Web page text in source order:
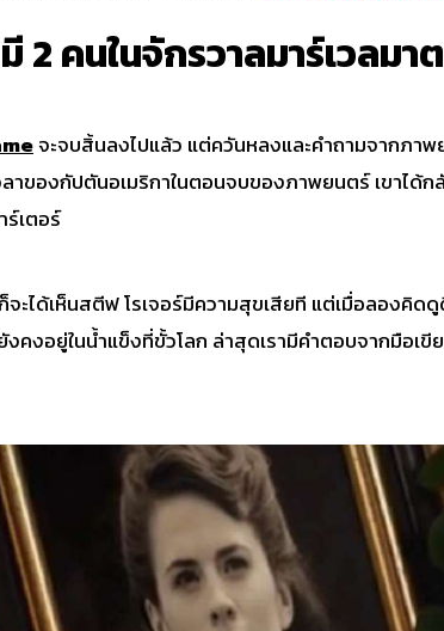
มี 2 คนในจักรวาลมาร์เวลมา
จะจบสิ้นลงไปแล้ว แต่ควันหลงและคำถามจากภา
าของกัปตันอเมริกาในตอนจบของภาพยนตร์ เขาได้ก
ร์เตอร์
จะได้เห็นสตีฟ โรเจอร์มีความสุขเสียที แต่เมื่อลองคิดดู
คงอยู่ในน้ำแข็งที่ขั้วโลก ล่าสุดเรามีคำตอบจากมือเ